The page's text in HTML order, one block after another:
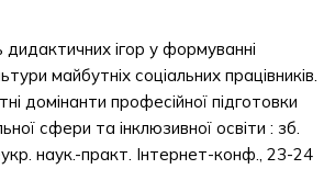
дидактичних ігор у формуванні
майбутніх соціальних працівників.
домінанти професійної підготовки
сфери та інклюзивної освіти : зб.
наук.-практ. Інтернет-конф., 23-24